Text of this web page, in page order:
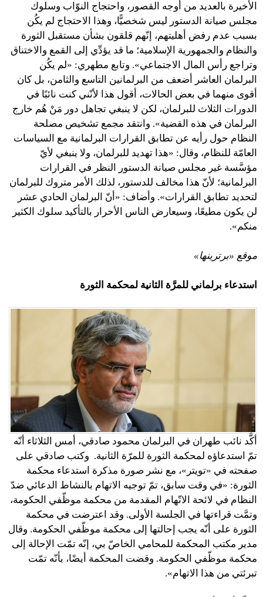
الأخيرة بالعديد من أوجه القصور، واحتجاج النوّاب وسلوك
مجلس صيانة الدستور ليس شخصيًّا، وهذا الاحتجاج لم يكُن
بسبب عدم رفض أهليتهم، إنّهم قلقون بشأن مستقبل الثورة
والنظام والجمهورية الإسلامية؛ ما قد يؤدِّي إلى القمع والاختناق
وتراجع رأس المال الاجتماعي». وتابع مطهري: «لم يكُن
البرلمان العاشر أضعف من البرلمانين التاسع والثامن، بل كان
أقوى منهما في بعض الحالات، أقول هذا لأنّني كنت نائبًا في
الدورات الثلاث للبرلمان، لكن لا ينبغي تجاهل دور مَنْ هُم خارج
البرلمان في هذه القضية». وانتقد مجمع تشخيص مصلحة
النظام حول رأيه عن تطابق القرارات البرلمانية مع السياسات
العامّة للنظام، وقال: «هذا تهديد للبرلمان، ولا ينبغي لأيّ
مؤسَّسة غير مجلس صيانة الدستور النظر في القرارات
البرلمانية؛ لأنّ هذا مخالف للدستور، لذلك الأمر متروك للبرلمان
لتحديد تطابق القرارات». وأضاف: «أنّ البرلمان الحادي عشر
لن يكون مطيعًا، وسيعارض الناس الأحرار بالتأكيد سلوك الكثير
منكم».
موقع «برترينها»
استدعاء برلماني للمرَّة الثانية لمحكمة الثورة
أكَّد نائب طهران في البرلمان محمود صادقي، أمس الثلاثاء أنّه
تمّ استدعاؤه لمحكمة الثورة للمرّة الثانية. وكتب صادقي على
صفحته في «تويتر»، مع نشر صورة مذكرة استدعاء محكمة
الثورة: «في وقت سابق، تمّ توجيه الاتهام بالنشاط الدعائي ضدّ
النظام في لائحة الاتّهام المقدمة من محكمة موظّفي الحكومة،
وتمَّت قراءتها في الجلسة الأولى. وقد اعترضت في محكمة
الثورة على أنّه يجب إحالتها إلى محكمة موظّفي الحكومة. وقال
مدير مكتب المحكمة للمحامي الخاصّ بي، إنّه تمّت الإحالة إلى
محكمة موظّفي الحكومة. وقضت المحكمة أيضًا، بأنّه تمّت
تبرئتي من هذا الاتهام».